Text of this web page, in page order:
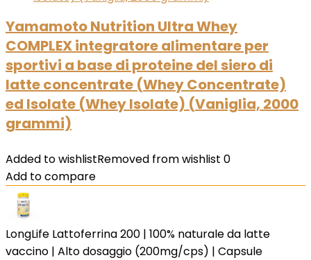
Yamamoto Nutrition Ultra Whey
COMPLEX integratore alimentare per
sportivi a base di proteine del siero di
latte concentrate (Whey Concentrate)
ed Isolate (Whey Isolate) (Vaniglia, 2000
grammi)
Added to wishlistRemoved from wishlist 0
Add to compare
LongLife Lattoferrina 200 | 100% naturale da latte
vaccino | Alto dosaggio (200mg/cps) | Capsule